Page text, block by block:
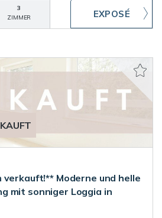
3
ZIMMER
verkauft!** Moderne und helle
mit sonniger Loggia in